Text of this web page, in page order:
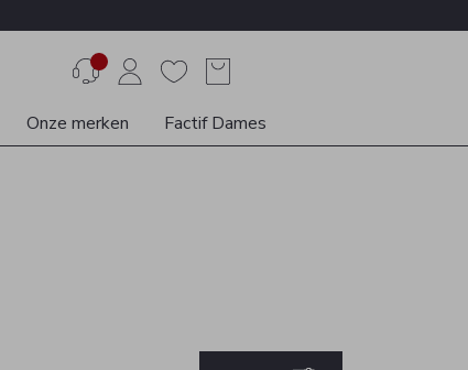
Onze merken Factif Dames